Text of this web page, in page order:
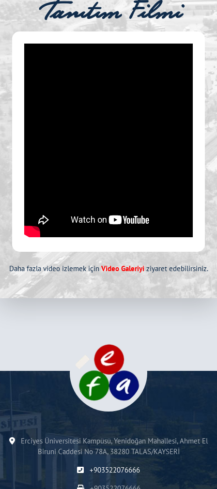
Tanıtım Filmi
Daha fazla video izlemek için Video Galeriyi ziyaret edebilirsiniz.
Erciyes Üniversitesi Kampüsü, Yenidoğan Mahallesi, Ahmet El
Biruni Caddesi No 78A, 38280 TALAS/KAYSERİ
+903522076666